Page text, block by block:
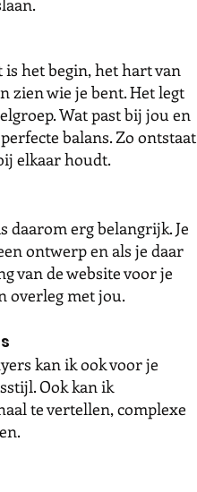
het begin, het hart van
zien wie je bent. Het legt
Wat past bij jou en
balans. Zo ontstaat
elkaar houdt.
daarom erg belangrijk. Je
ontwerp en als je daar
van de website voor je
overleg met jou.
kan ik ook voor je
Ook kan ik
te vertellen, complexe